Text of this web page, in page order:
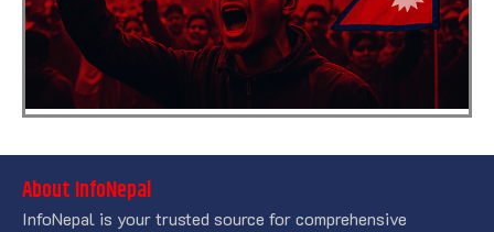
About InfoNepal
InfoNepal is your trusted source for comprehensive